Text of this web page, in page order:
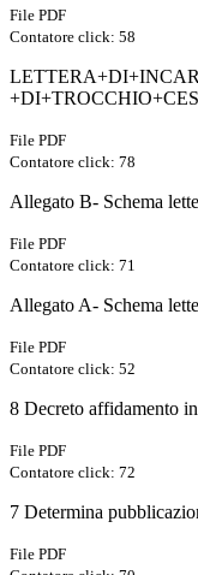
File PDF
Contatore click: 58
File PDF
Contatore click: 78
Allegato B- Schema
File PDF
Contatore click: 71
Allegato A- Schema
File PDF
Contatore click: 52
8 Decreto affidamento
File PDF
Contatore click: 72
7 Determina
File PDF